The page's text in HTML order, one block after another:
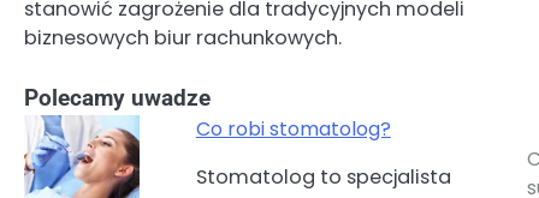
stanowić zagrożenie dla tradycyjnych modeli
biznesowych biur rachunkowych.
Polecamy uwadze
Co robi stomatolog?
Stomatolog to specjalista
Nawigacja